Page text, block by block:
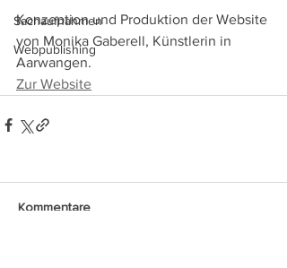
Sachaufnahmen
Webpublishing
Konzeption und Produktion der Website
von Monika Gaberell, Künstlerin in
Aarwangen.
Zur Website
Kommentare